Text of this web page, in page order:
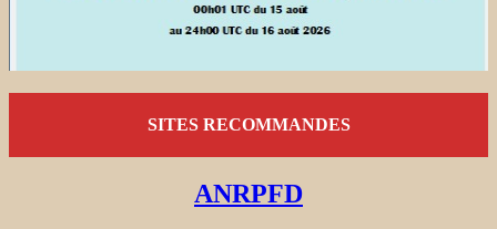
SITES RECOMMANDES
ANRPFD